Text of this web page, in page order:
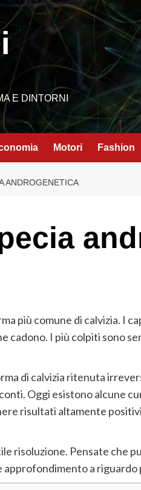
E DINTORNI
Motori Fashion
ANDROGENETICA
più comune di calvizia. I
cadono. I più colpiti sono
di calvizia ritenuta
Oggi esistono alcune
risultati altamente
risoluzione. Pensate che
a